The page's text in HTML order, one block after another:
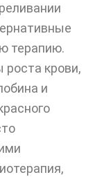
терапию.
роста крови,
и